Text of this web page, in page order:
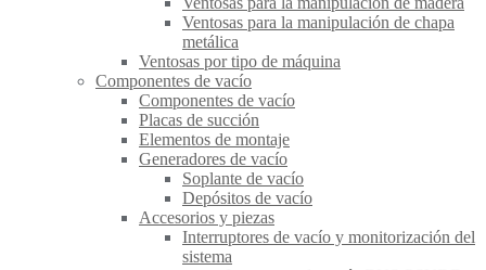
Ventosas para la manipulación de chapa
metálica
Ventosas por tipo de máquina
Componentes de vacío
Componentes de vacío
Placas de succión
Elementos de montaje
Generadores de vacío
Soplante de vacío
Depósitos de vacío
Accesorios y piezas
Interruptores de vacío y monitorización del
sistema